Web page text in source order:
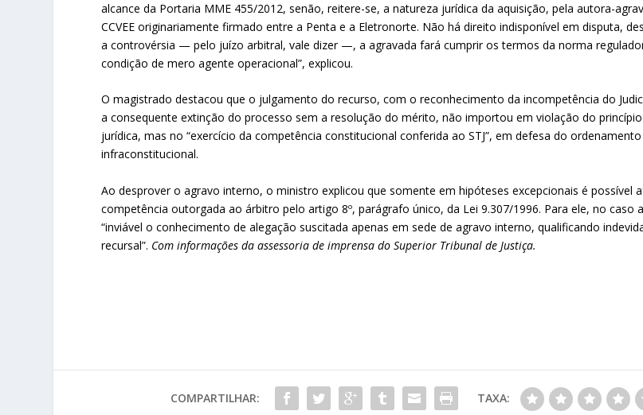
alcance da Portaria MME 455/2012, senão, reitere-se, a natureza jurídica da aquisição, pela autora-
CCVEE originariamente firmado entre a Penta e a Eletronorte. Não há direito indisponível em disputa,
a controvérsia — pelo juízo arbitral, vale dizer —, a agravada fará cumprir os termos da norma
condição de mero agente operacional”, explicou.
O magistrado destacou que o julgamento do recurso, com o reconhecimento da incompetência do
a consequente extinção do processo sem a resolução do mérito, não importou em violação do
jurídica, mas no “exercício da competência constitucional conferida ao STJ”, em defesa do
infraconstitucional.
Ao desprover o agravo interno, o ministro explicou que somente em hipóteses excepcionais é possível
competência outorgada ao árbitro pelo artigo 8º, parágrafo único, da Lei 9.307/1996. Para ele, no caso
“inviável o conhecimento de alegação suscitada apenas em sede de agravo interno, qualificando
recursal”. Com informações da assessoria de imprensa do Superior Tribunal de Justiça.
COMPARTILHAR: TAXA: